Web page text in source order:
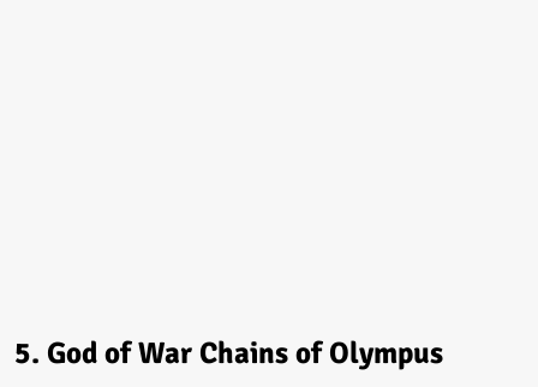
5. God of War Chains of Olympus